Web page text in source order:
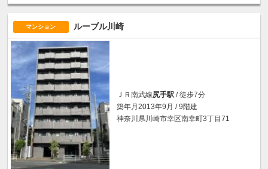
マンション ルーブル川崎
ＪＲ南武線尻手駅 / 徒歩7分
築年月2013年9月 / 9階建
神奈川県川崎市幸区南幸町3丁目71